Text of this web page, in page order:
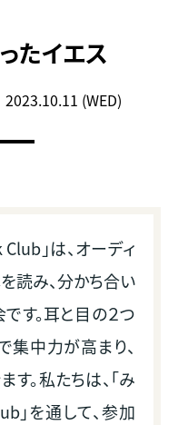
たイエス
2023.10.11 (WED)
」は、オーディ
読み、分かち合い
す。耳と目の２つ
集中力が高まり、
。私たちは、「み
」を通して、参加